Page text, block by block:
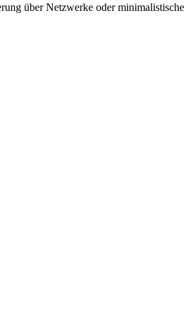
über Netzwerke oder